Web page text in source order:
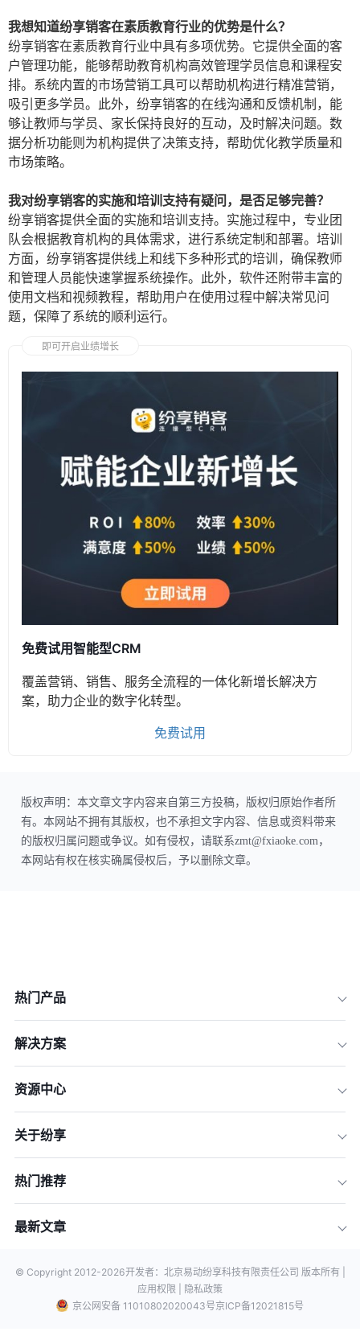
我想知道纷享销客在素质教育行业的优势是什么？
纷享销客在素质教育行业中具有多项优势。它提供全面的客
户管理功能，能够帮助教育机构高效管理学员信息和课程安
排。系统内置的市场营销工具可以帮助机构进行精准营销，
吸引更多学员。此外，纷享销客的在线沟通和反馈机制，能
够让教师与学员、家长保持良好的互动，及时解决问题。数
据分析功能则为机构提供了决策支持，帮助优化教学质量和
市场策略。
我对纷享销客的实施和培训支持有疑问，是否足够完善？
纷享销客提供全面的实施和培训支持。实施过程中，专业团
队会根据教育机构的具体需求，进行系统定制和部署。培训
方面，纷享销客提供线上和线下多种形式的培训，确保教师
和管理人员能快速掌握系统操作。此外，软件还附带丰富的
使用文档和视频教程，帮助用户在使用过程中解决常见问
题，保障了系统的顺利运行。
即可开启业绩增长
免费试用智能型CRM
覆盖营销、销售、服务全流程的一体化新增长解决方
案，助力企业的数字化转型。
免费试用
版权声明：本文章文字内容来自第三方投稿，版权归原始作者所
有。本网站不拥有其版权，也不承担文字内容、信息或资料带来
的版权归属问题或争议。如有侵权，请联系zmt@fxiaoke.com，
本网站有权在核实确属侵权后，予以删除文章。
热门产品
解决方案
资源中心
关于纷享
热门推荐
最新文章
© Copyright 2012-2026开发者：北京易动纷享科技有限责任公司 版本所有 |
应用权限 |
隐私政策
京公网安备 11010802020043号京ICP备12021815号